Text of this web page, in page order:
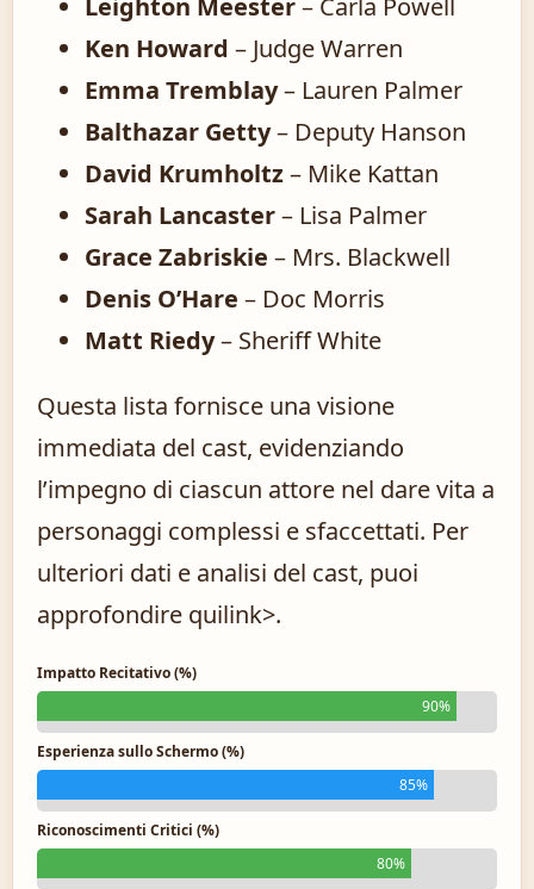
Leighton Meester– Carla Powell
Ken Howard – Judge Warren
Emma Tremblay– Lauren Palmer
Balthazar Getty– Deputy Hanson
David Krumholtz– Mike Kattan
Sarah Lancaster– Lisa Palmer
Grace Zabriskie – Mrs. Blackwell
Denis O’Hare – Doc Morris
Matt Riedy– Sheriff White
Questa lista fornisce una visione
immediata del cast, evidenziando
l’impegno di ciascun attore nel dare vita a
personaggi complessi e sfaccettati. Per
ulteriori dati e analisi del cast, puoi
approfondire quilink>.
Impatto Recitativo (%)
90%
Esperienza sullo Schermo (%)
85%
Riconoscimenti Critici (%)
80%